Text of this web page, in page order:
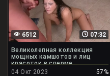
07:32
6512
Великолепная коллекция
мощных камшотов и лиц
красоток в сперме
04 Окт 2023
57%